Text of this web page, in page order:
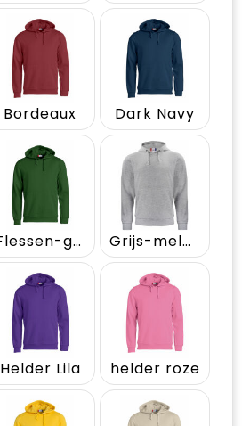
Bordeaux Dark Navy
Flessen-groen Grijs-melange
Helder Lila helder roze